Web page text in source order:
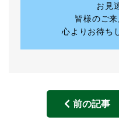
お見
皆様のご
心よりお待ち
前の記事